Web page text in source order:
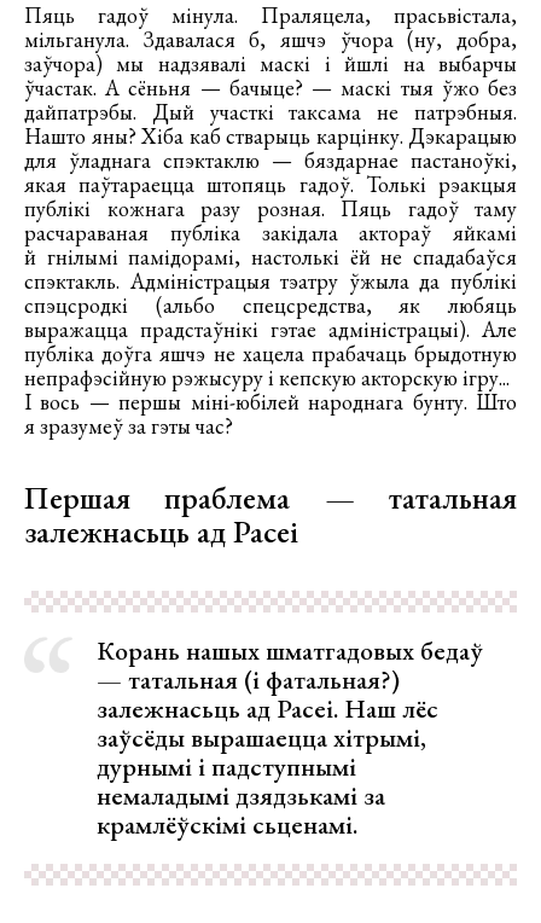
Пяць гадоў мінула. Праляцела, прасьвістала,
мільганула. Здавалася б, яшчэ ўчора (ну, добра,
заўчора) мы надзявалі маскі і йшлі на выбарчы
ўчастак. А сёньня — бачыце? — маскі тыя ўжо без
дайпатрэбы. Дый участкі таксама не патрэбныя.
Нашто яны? Хіба каб стварыць карцінку. Дэкарацыю
для ўладнага спэктаклю — бяздарнае пастаноўкі,
якая паўтараецца штопяць гадоў. Толькі рэакцыя
публікі кожнага разу розная. Пяць гадоў таму
расчараваная публіка закідала актораў яйкамі
й гнілымі памідорамі, настолькі ёй не спадабаўся
спэктакль. Адміністрацыя тэатру ўжыла да публікі
спэцсродкі (альбо спецсредства, як любяць
выражацца прадстаўнікі гэтае адміністрацыі). Але
публіка доўга яшчэ не хацела прабачаць брыдотную
непрафэсійную рэжысуру і кепскую акторскую ігру...
І вось — першы міні-юбілей народнага бунту. Што
я зразумеў за гэты час?
Першая праблема — татальная
залежнасьць ад Расеі
Корань нашых шматгадовых бедаў
— татальная (і фатальная?)
залежнасьць ад Расеі. Наш лёс
заўсёды вырашаецца хітрымі,
дурнымі і падступнымі
немаладымі дзядзькамі за
крамлёўскімі сьценамі.